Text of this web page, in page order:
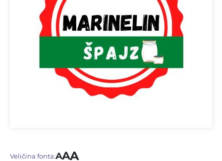
Veličina fonta:AAA